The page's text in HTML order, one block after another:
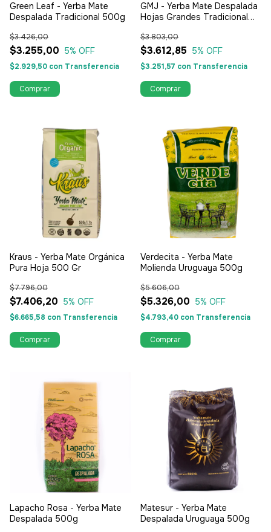
Green Leaf - Yerba Mate
Despalada Tradicional 500g
$3.255,00
$3.426,00
5% OFF
$2.929,50 con Transferencia
GMJ - Yerba Mate Despalada
Hojas Grandes Tradicional
$3.612,85
$3.803,00
5% OFF
$3.251,57 con Transferencia
Kraus - Yerba Mate Orgánica
Pura Hoja 500 Gr
$7.406,20
$7.796,00
5% OFF
$6.665,58 con Transferencia
Verdecita - Yerba Mate
Molienda Uruguaya 500g
$5.326,00
$5.606,00
5% OFF
$4.793,40 con Transferencia
Lapacho Rosa - Yerba Mate
Despalada 500g
Matesur - Yerba Mate
Despalada Uruguaya 500g